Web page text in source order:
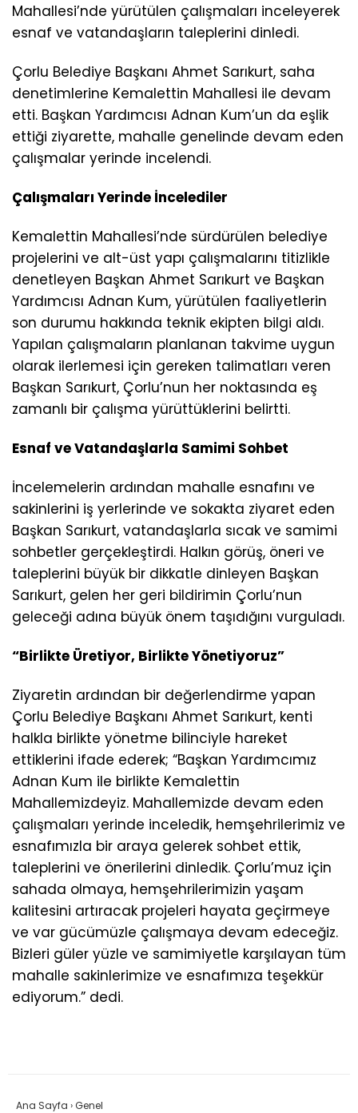
Mahallesi’nde yürütülen çalışmaları inceleyerek
esnaf ve vatandaşların taleplerini dinledi.
Çorlu Belediye Başkanı Ahmet Sarıkurt, saha
denetimlerine Kemalettin Mahallesi ile devam
etti. Başkan Yardımcısı Adnan Kum’un da eşlik
ettiği ziyarette, mahalle genelinde devam eden
çalışmalar yerinde incelendi.
Çalışmaları Yerinde İncelediler
Kemalettin Mahallesi’nde sürdürülen belediye
projelerini ve alt-üst yapı çalışmalarını titizlikle
denetleyen Başkan Ahmet Sarıkurt ve Başkan
Yardımcısı Adnan Kum, yürütülen faaliyetlerin
son durumu hakkında teknik ekipten bilgi aldı.
Yapılan çalışmaların planlanan takvime uygun
olarak ilerlemesi için gereken talimatları veren
Başkan Sarıkurt, Çorlu’nun her noktasında eş
zamanlı bir çalışma yürüttüklerini belirtti.
Esnaf ve Vatandaşlarla Samimi Sohbet
İncelemelerin ardından mahalle esnafını ve
sakinlerini iş yerlerinde ve sokakta ziyaret eden
Başkan Sarıkurt, vatandaşlarla sıcak ve samimi
sohbetler gerçekleştirdi. Halkın görüş, öneri ve
taleplerini büyük bir dikkatle dinleyen Başkan
Sarıkurt, gelen her geri bildirimin Çorlu’nun
geleceği adına büyük önem taşıdığını vurguladı.
“Birlikte Üretiyor, Birlikte Yönetiyoruz”
Ziyaretin ardından bir değerlendirme yapan
Çorlu Belediye Başkanı Ahmet Sarıkurt, kenti
halkla birlikte yönetme bilinciyle hareket
ettiklerini ifade ederek; “Başkan Yardımcımız
Adnan Kum ile birlikte Kemalettin
Mahallemizdeyiz. Mahallemizde devam eden
çalışmaları yerinde inceledik, hemşehrilerimiz ve
esnafımızla bir araya gelerek sohbet ettik,
taleplerini ve önerilerini dinledik. Çorlu’muz için
sahada olmaya, hemşehrilerimizin yaşam
kalitesini artıracak projeleri hayata geçirmeye
ve var gücümüzle çalışmaya devam edeceğiz.
Bizleri güler yüzle ve samimiyetle karşılayan tüm
mahalle sakinlerimize ve esnafımıza teşekkür
ediyorum.” dedi.
Ana Sayfa ›Genel